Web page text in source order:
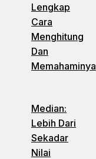
Lengkap
Cara
Menghitung
Dan
Memahaminya
Median:
Lebih Dari
Sekadar
Nilai